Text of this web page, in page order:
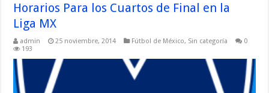
Horarios Para los Cuartos de Final en la
Liga MX
admin 25 noviembre, 2014 Fútbol de México, Sin categoría
0
193